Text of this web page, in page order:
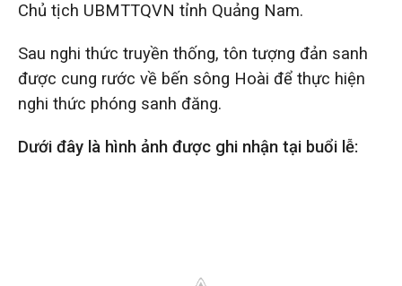
Chủ tịch UBMTTQVN tỉnh Quảng Nam.
Sau nghi thức truyền thống, tôn tượng đản sanh
được cung rước về bến sông Hoài để thực hiện
nghi thức phóng sanh đăng.
Dưới đây là hình ảnh được ghi nhận tại buổi lễ: